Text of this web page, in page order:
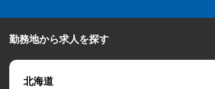
勤務地から求人を探す
北海道